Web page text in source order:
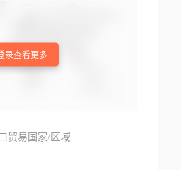
录查看更多
贸易国家/区域